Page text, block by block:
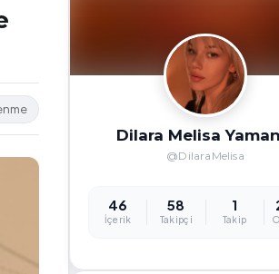
Dilara Melisa Yaman
@DilaraMelisa
46
İçerik
58
Takipçi
1
Takip